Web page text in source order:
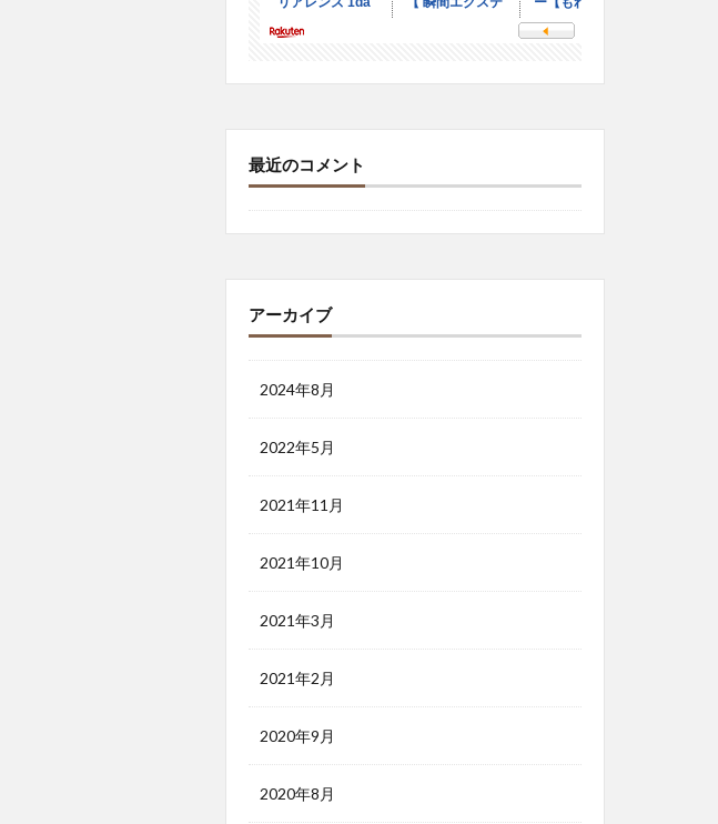
最近のコメント
アーカイブ
2024年8月
2022年5月
2021年11月
2021年10月
2021年3月
2021年2月
2020年9月
2020年8月